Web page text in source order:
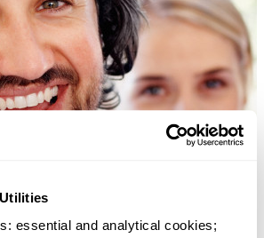
essential and analytical cookies;